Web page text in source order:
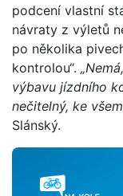
podcení vlastní
návraty z výletů
po několika
kontrolou“.
výbavu jízdního
nečitelný, ke
Slánský.